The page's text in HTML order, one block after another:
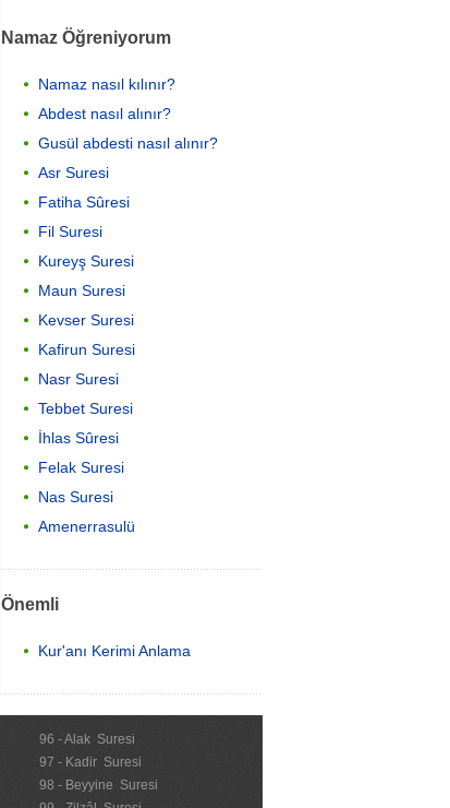
Namaz Öğreniyorum
Namaz nasıl kılınır?
Abdest nasıl alınır?
Gusül abdesti nasıl alınır?
Asr Suresi
Fatiha Sûresi
Fil Suresi
Kureyş Suresi
Maun Suresi
Kevser Suresi
Kafirun Suresi
Nasr Suresi
Tebbet Suresi
İhlas Sûresi
Felak Suresi
Nas Suresi
Amenerrasulü
Önemli
Kur'anı Kerimi Anlama
96 - Alak Suresi
97 - Kadir Suresi
98 - Beyyine Suresi